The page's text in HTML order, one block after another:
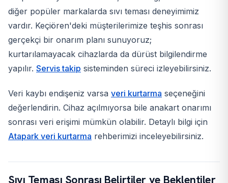
diğer popüler markalarda sıvı teması deneyimimiz
vardır. Keçiören'deki müşterilerimize teşhis sonrası
gerçekçi bir onarım planı sunuyoruz;
kurtarılamayacak cihazlarda da dürüst bilgilendirme
yapılır. Servis takip sisteminden süreci izleyebilirsiniz.
Veri kaybı endişeniz varsa veri kurtarma seçeneğini
değerlendirin. Cihaz açılmıyorsa bile anakart onarımı
sonrası veri erişimi mümkün olabilir. Detaylı bilgi için
Atapark veri kurtarma rehberimizi inceleyebilirsiniz.
Sıvı Teması Sonrası Belirtiler ve Beklentiler